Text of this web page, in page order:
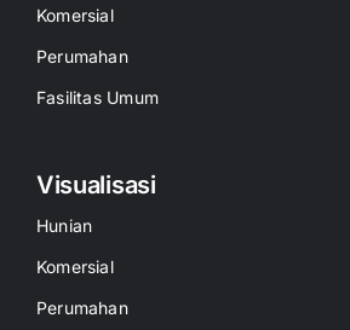
Komersial
Perumahan
Fasilitas Umum
Visualisasi
Hunian
Komersial
Perumahan